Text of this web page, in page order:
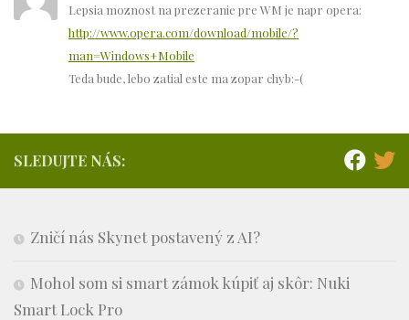
Lepsia moznost na prezeranie pre WM je napr opera:
http://www.opera.com/download/mobile/?
man=Windows+Mobile
Teda bude, lebo zatial este ma zopar chyb:-(
SLEDUJTE NÁS:
Zničí nás Skynet postavený z AI?
Mohol som si smart zámok kúpiť aj skôr: Nuki
Smart Lock Pro